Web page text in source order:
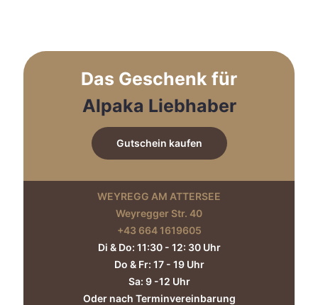
können
der
gewählt
Das Geschenk für
Alpaka Liebhaber
Gutschein kaufen
WEYREGG AM ATTERSEE
Weyregger Str. 40
+43 664 1619605‬
Di & Do: 11:30 - 12: 30 Uhr
Do & Fr: 17 - 19 Uhr
Sa: 9 -12 Uhr
Oder nach Terminvereinbarung